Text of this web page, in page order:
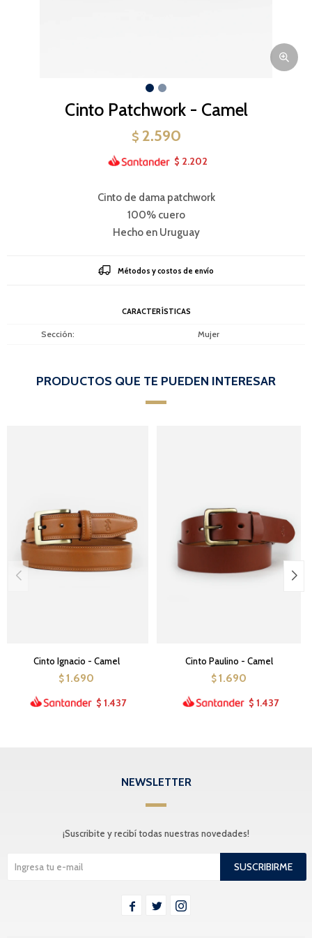
Cinto Patchwork - Camel
$ 2.590
$ 2.202
Cinto de dama patchwork
100% cuero
Hecho en Uruguay
Métodos y costos de envío
CARACTERÍSTICAS
Sección Mujer
PRODUCTOS QUE TE PUEDEN INTERESAR
Cinto Ignacio - Camel
$ 1.690
$ 1.437
Cinto Paulino - Camel
$ 1.690
$ 1.437
NEWSLETTER
¡Suscribite y recibí todas nuestras novedades!
SUSCRIBIRME
  